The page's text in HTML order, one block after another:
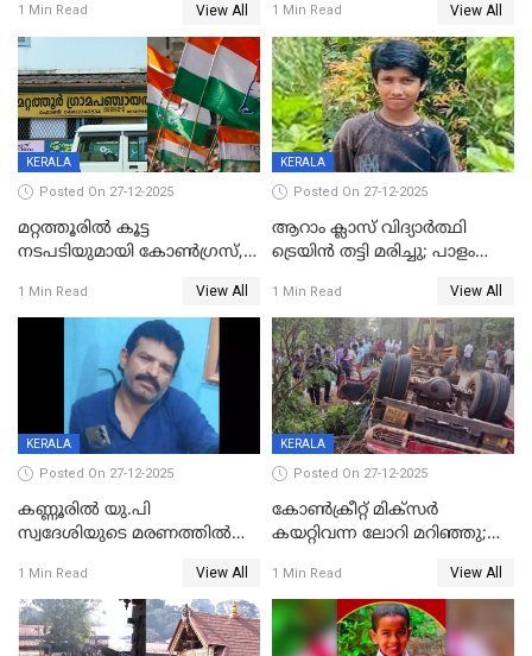
മാനസികപീഡനമെന്ന് കുറിപ്പ്
1 Min Read View All
സുഹൃത്തും പൊലീസ്
കസ്റ്റഡിയിൽ
1 Min Read View All
KERALA
Posted On 27-12-2025
മറ്റത്തൂരിൽ കൂട്ട
നടപടിയുമായി കോണ്‍ഗ്രസ്,
എട്ട് പേര്‍ ഉള്‍പ്പെടെ
പത്തുപേരെ പുറത്താക്കി,
ചൊവ്വന്നൂരിലും നടപടി
1 Min Read View All
KERALA
Posted On 27-12-2025
ആറാം ക്ലാസ് വിദ്യാർത്ഥി
ട്രെയിൻ തട്ടി മരിച്ചു; പാളം
അപകടം മലപ്പുറത്ത്
1 Min Read View All
KERALA
Posted On 27-12-2025
കണ്ണൂരിൽ യു.പി
സ്വദേശിയുടെ മരണത്തിൽ
കേസ്; തർക്കമുണ്ടായത്
ഫേഷ്യലിന് 300 രൂപ
ആവശ്യപ്പെട്ടതിനെച്ചൊല്ലി
1 Min Read View All
KERALA
Posted On 27-12-2025
കോണ്‍ക്രീറ്റ് മിക്‌സര്‍
കയറ്റിവന്ന ലോറി മറിഞ്ഞു;
അപകടം കണ്ണൂരിൽ
1 Min Read View All